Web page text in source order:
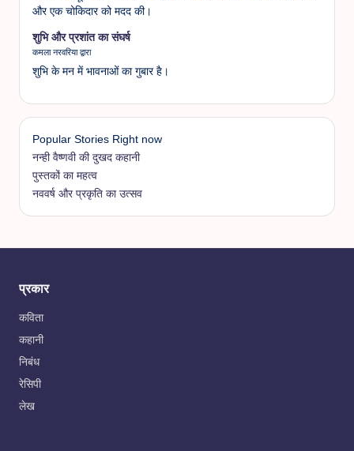
और एक चोकिदार को मदद की।
शुभि और प्रशांत का संघर्ष
कमला नरवरिया द्वारा
शुभि के मन में भावनाओं का गुबार है।
Popular Stories Right now
नन्ही वैष्णवी की दुखद कहानी
पुस्तकों का महत्व
नववर्ष और प्रकृति का उत्सव
प्रकार
कविता
कहानी
निबंध
रेसिपी
लेख